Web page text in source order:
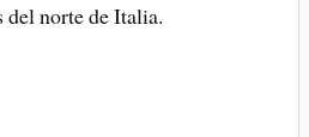
del norte de Italia.